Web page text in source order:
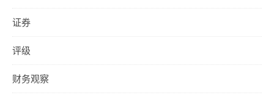
证券
评级
财务观察